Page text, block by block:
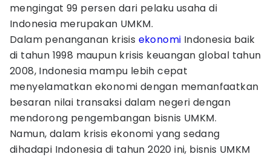
mengingat 99 persen dari pelaku usaha di
Indonesia merupakan UMKM.
Dalam penanganan krisis ekonomi Indonesia baik
di tahun 1998 maupun krisis keuangan global tahun
2008, Indonesia mampu lebih cepat
menyelamatkan ekonomi dengan memanfaatkan
besaran nilai transaksi dalam negeri dengan
mendorong pengembangan bisnis UMKM.
Namun, dalam krisis ekonomi yang sedang
dihadapi Indonesia di tahun 2020 ini, bisnis UMKM